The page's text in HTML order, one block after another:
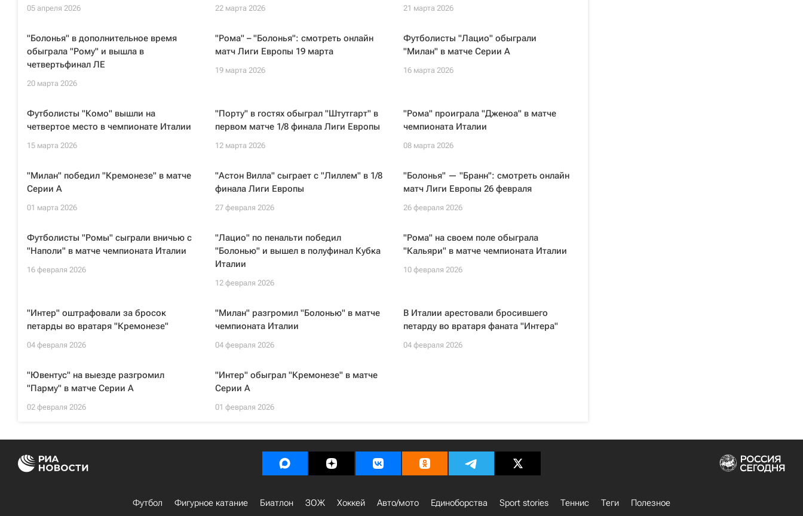
05 апреля 2026 22 марта 2026 21 марта 2026
"Болонья" в дополнительное время
обыграла "Рому" и вышла в
четвертьфинал ЛЕ
20 марта 2026
"Рома" – "Болонья": смотреть онлайн
матч Лиги Европы 19 марта
19 марта 2026
Футболисты "Лацио" обыграли
"Милан" в матче Серии А
16 марта 2026
Футболисты "Комо" вышли на
четвертое место в чемпионате Италии
15 марта 2026
"Порту" в гостях обыграл "Штутгарт" в
первом матче 1/8 финала Лиги Европы
12 марта 2026
"Рома" проиграла "Дженоа" в матче
чемпионата Италии
08 марта 2026
"Милан" победил "Кремонезе" в матче
Серии А
01 марта 2026
"Астон Вилла" сыграет с "Лиллем" в 1/8
финала Лиги Европы
27 февраля 2026
"Болонья" — "Бранн": смотреть онлайн
матч Лиги Европы 26 февраля
26 февраля 2026
Футболисты "Ромы" сыграли вничью с
"Наполи" в матче чемпионата Италии
16 февраля 2026
"Лацио" по пенальти победил
"Болонью" и вышел в полуфинал Кубка
Италии
12 февраля 2026
"Рома" на своем поле обыграла
"Кальяри" в матче чемпионата Италии
10 февраля 2026
"Интер" оштрафовали за бросок
петарды во вратаря "Кремонезе"
04 февраля 2026
"Милан" разгромил "Болонью" в матче
чемпионата Италии
04 февраля 2026
В Италии арестовали бросившего
петарду во вратаря фаната "Интера"
04 февраля 2026
"Ювентус" на выезде разгромил
"Парму" в матче Серии А
02 февраля 2026
"Интер" обыграл "Кремонезе" в матче
Серии А
01 февраля 2026
Футбол Фигурное катание Биатлон ЗОЖ Хоккей Авто/мото Единоборства Sport stories Теннис Теги Полезное